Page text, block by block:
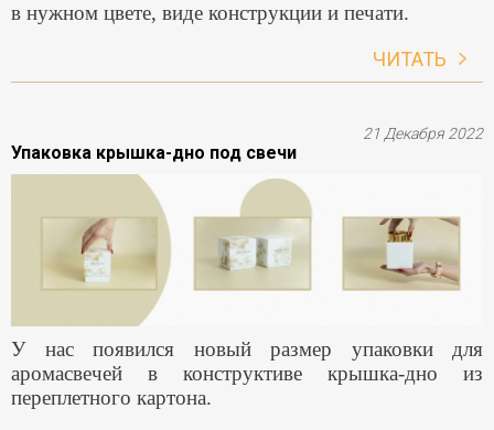
в нужном цвете, виде конструкции и печати.
ЧИТАТЬ
Упаковка крышка-дно под свечи
21 Декабря 2022
У нас появился новый размер упаковки для
аромасвечей в конструктиве крышка-дно из
переплетного картона.